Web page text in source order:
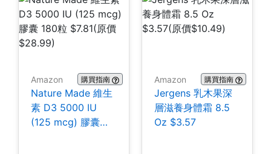
Amazon 購買指南
Nature Made 維生
素 D3 5000 IU
(125 mcg) 膠囊
Amazon 購買指南
Jergens 乳木果深
層滋養身體霜 8.5
Oz $3.57